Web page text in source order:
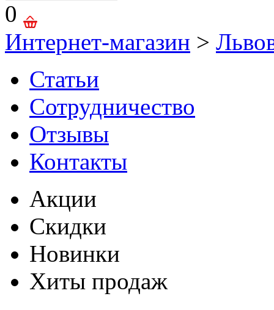
0
Интернет-магазин >
Статьи
Сотрудничество
Отзывы
Контакты
Акции
Скидки
Новинки
Хиты продаж